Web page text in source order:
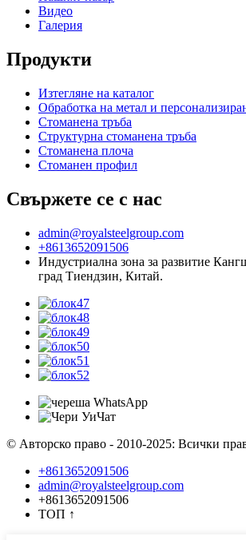
Видео
Галерия
Продукти
Изтегляне на каталог
Обработка на метал и
Стоманена тръба
Структурна стоманена тръба
Стоманена плоча
Стоманен профил
Свържете се с нас
admin@royalsteelgroup.com
+8613652091506
Индустриална зона за развитие
град Тиендзин, Китай.
© Авторско право - 2010-2025: Всички
+8613652091506
admin@royalsteelgroup.com
+8613652091506
ТОП ↑